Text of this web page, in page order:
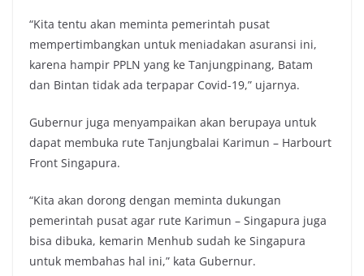
“Kita tentu akan meminta pemerintah pusat
mempertimbangkan untuk meniadakan asuransi ini,
karena hampir PPLN yang ke Tanjungpinang, Batam
dan Bintan tidak ada terpapar Covid-19,” ujarnya.
Gubernur juga menyampaikan akan berupaya untuk
dapat membuka rute Tanjungbalai Karimun – Harbourt
Front Singapura.
“Kita akan dorong dengan meminta dukungan
pemerintah pusat agar rute Karimun – Singapura juga
bisa dibuka, kemarin Menhub sudah ke Singapura
untuk membahas hal ini,” kata Gubernur.